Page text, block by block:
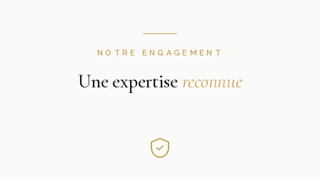
NOTRE ENGAGEMENT
Une expertisereconnue